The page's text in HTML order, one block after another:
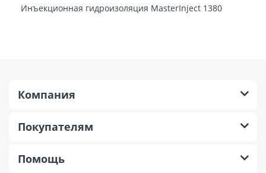
Инъекционная гидроизоляция MasterInject 1380
Компания
Покупателям
Помощь